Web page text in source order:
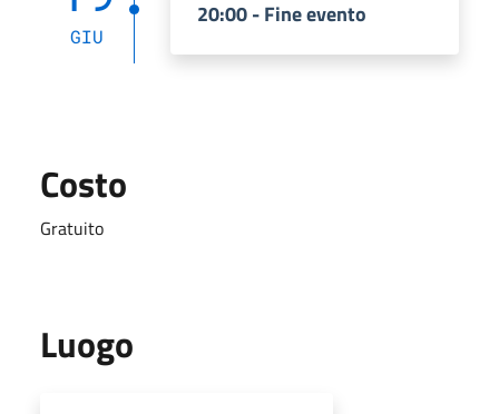
GIU
20:00 - Fine evento
Costo
Gratuito
Luogo